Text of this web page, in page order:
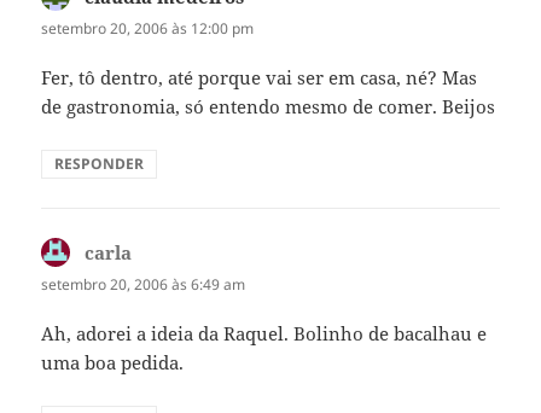
setembro 20, 2006 às 12:00 pm
Fer, tô dentro, até porque vai ser em casa, né? Mas
de gastronomia, só entendo mesmo de comer. Beijos
RESPONDER
carla
setembro 20, 2006 às 6:49 am
Ah, adorei a ideia da Raquel. Bolinho de bacalhau e
uma boa pedida.